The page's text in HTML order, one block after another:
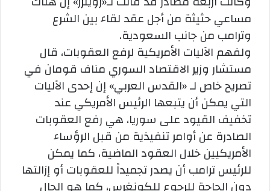
مساعي حثيثة من أجل عقد لقاء بين الشرع
وترامب من جانب السعودية.
ولفهم الآليات الأمريكية لرفع العقوبات، قال
مستشار وزير الاقتصاد السوري مناف قومان في
تصريح خاص لـ «القدس العربي» إن إحدى الآليات
التي يمكن أن يتبعها الرئيس الأمريكي عند
تخفيف القيود على سوريا، هي رفع العقوبات
الصادرة عن أوامر تنفيذية من قبل الرؤساء
الأمريكيين خلال العقود الماضية، كما يمكن
للرئيس ترامب أن يصدر تجميداً للعقوبات أو إزالتها
دون الحاجة للرجوع للكونغرس، كما هو الحال